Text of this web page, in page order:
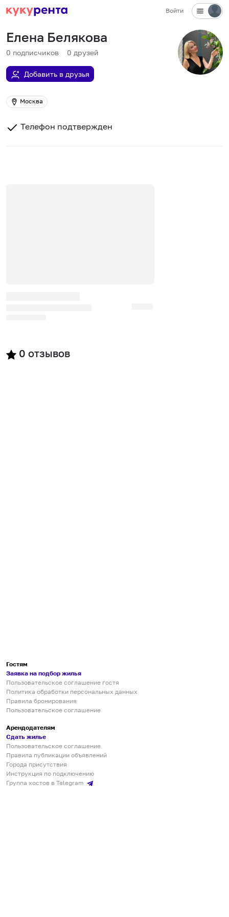
Войти
Елена Белякова
0 подписчиков 0 друзей
Добавить в друзья
Москва
Телефон подтвержден
0 отзывов
Гостям
Заявка на подбор жилья
Пользовательское соглашение гостя
Политика обработки персональных данных
Правила бронирования
Пользовательское соглашение
Арендодателям
Сдать жилье
Пользовательское соглашение
Правила публикации объявлений
Города присутствия
Инструкция по подключению
Группа хостов в Telegram